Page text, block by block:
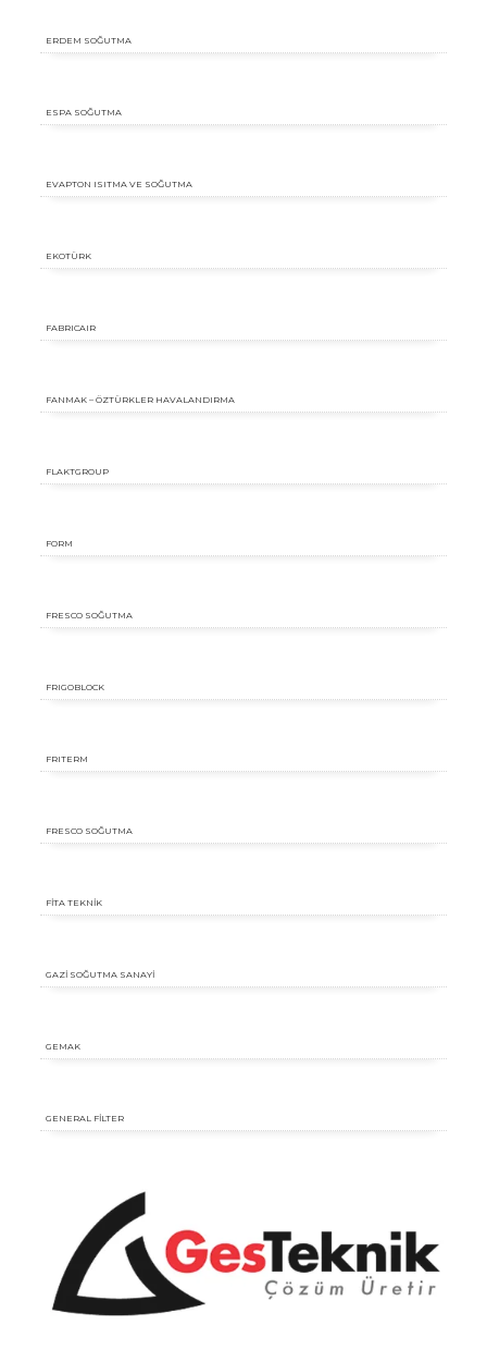
FLAKTGROUP
EKOTÜRK
ERDEM SOĞUTMA
ESPA SOĞUTMA
EVAPTON ISITMA VE SOĞUTMA
FABRICAIR
FANMAK – ÖZTÜRKLER HAVALANDIRMA
FİTA TEKNİK
FORM
FRESCO SOĞUTMA
FRESCO SOĞUTMA
FRIGOBLOCK
FRITERM
GAZİ SOĞUTMA SANAYİ
GEMAK
GENERAL FİLTER